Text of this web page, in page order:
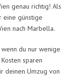
genau richtig! Als
eine günstige
nach Marbella.
du nur wenige
sparen
deinen Umzug von